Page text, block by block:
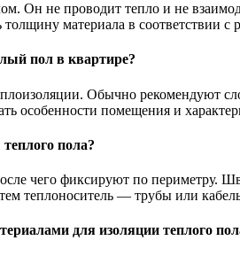
Он не проводит тепло и не
материала в соответствии с
пол в квартире?
Обычно рекомендуют
особенности помещения и
пола?
чего фиксируют по периметру.
теплоноситель — трубы или
для изоляции теплого